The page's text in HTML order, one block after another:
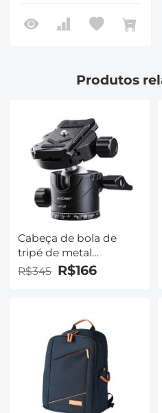
Produtos
Cabeça de bola de
tripé de metal
profissional
rápida de 1/4 de
polegada Nível de
bolha para Tripé
Monopé Slider
Filmadora com câmera
de até 22 libras / 10 kg
R$345 R$166